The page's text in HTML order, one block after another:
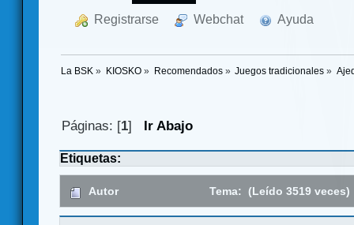
Registrarse Webchat Ayuda
La BSK » KIOSKO» Recomendados» Juegos tradicionales »
Páginas: [1] Ir Abajo
Etiquetas:
Autor Tema: (Leído 3519 veces)